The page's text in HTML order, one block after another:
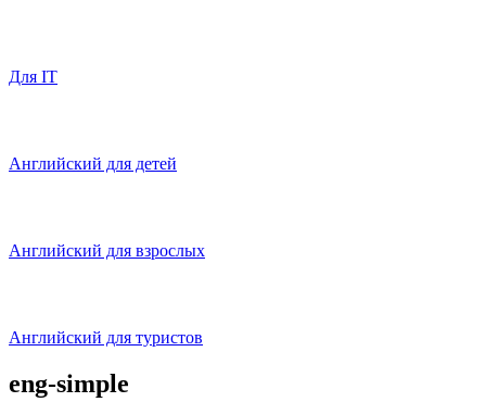
Для IT
Английский для детей
Английский для взрослых
Английский для туристов
eng-simple